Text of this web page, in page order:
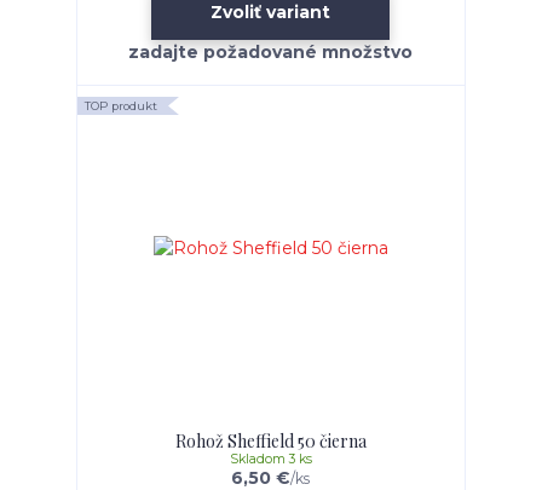
Zvoliť variant
TOP produkt
Rohož Sheffield 50 čierna
6,50 €/ks
Skladom 3 ks